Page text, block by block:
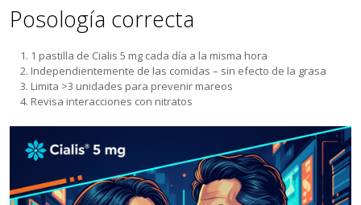
Posología correcta
1 pastilla de Cialis 5 mg cada día a la misma hora
Independientemente de las comidas – sin efecto de la grasa
Limita >3 unidades para prevenir mareos
Revisa interacciones con nitratos